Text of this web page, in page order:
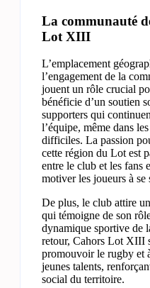
La communauté
Lot XIII
L’emplacement
l’engagement de la
jouent un rôle crucial
bénéficie d’un soutien
supporters qui
l’équipe, même dans
difficiles. La passion
cette région du Lot est
entre le club et les fans
motiver les joueurs à se
De plus, le club attire
qui témoigne de son
dynamique sportive de
retour, Cahors Lot XIII
promouvoir le rugby et
jeunes talents,
social du territoire.